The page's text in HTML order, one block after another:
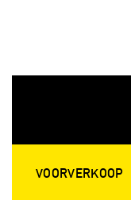
VOORVERKOOP